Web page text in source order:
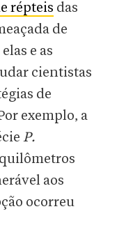
répteis das
de
e as
cientistas
de
exemplo, a
P.
aos
ocorreu